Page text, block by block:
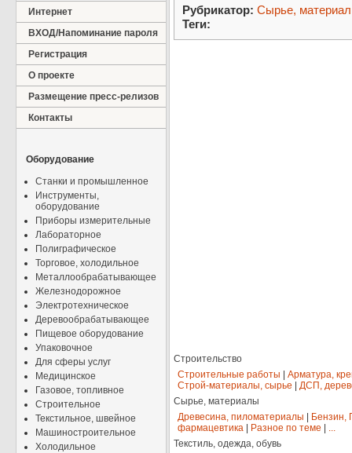
Интернет
ВХОД/Напоминание пароля
Регистрация
О проекте
Размещение пресс-релизов
Контакты
Оборудование
Станки и промышленное
Инструменты,
оборудование
Приборы измерительные
Лабораторное
Полиграфическое
Торговое, холодильное
Металлообрабатывающее
Железнодорожное
Электротехническое
Деревообрабатывающее
Пищевое оборудование
Упаковочное
Для сферы услуг
Медицинское
Газовое, топливное
Строительное
Текстильное, швейное
Машиностроительное
Холодильное
Рубрикатор: Сырье,
Теги:
Строительство
Строительные работы
Арматура,
Строй-материалы, сырье
ДСП,
Сырье, материалы
Древесина, пиломатериалы
Бензин,
фармацевтика
Разное по теме
...
Текстиль, одежда, обувь